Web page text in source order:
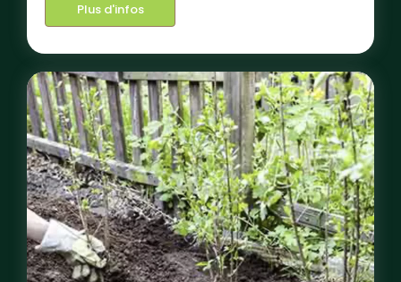
Plus d'infos